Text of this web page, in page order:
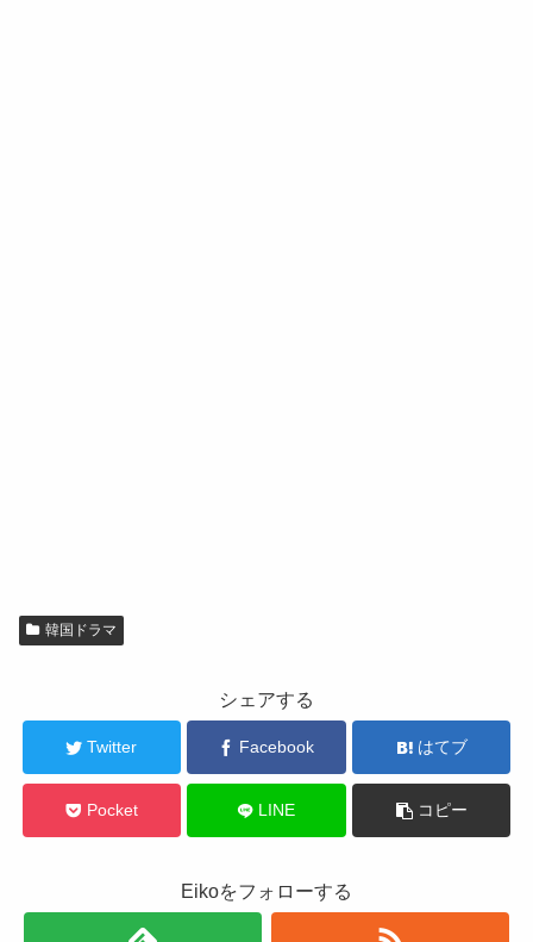
韓国ドラマ
シェアする
Twitter Facebook はてブ
Pocket LINE コピー
Eikoをフォローする